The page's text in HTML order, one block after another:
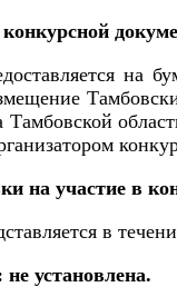
Тамбовской
на участие в
в
установлена.